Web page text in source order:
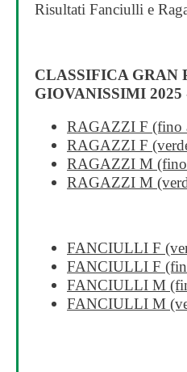
Risultati Fanciulli e
CLASSIFICA GRAN
GIOVANISSIMI 2025
RAGAZZI F (fino
RAGAZZI F
RAGAZZI M (fino
RAGAZZI M
FANCIULLI F
FANCIULLI F
FANCIULLI M
FANCIULLI M